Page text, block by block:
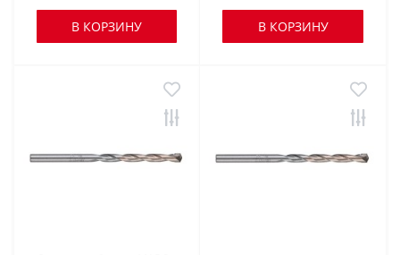
В КОРЗИНУ В КОРЗИНУ